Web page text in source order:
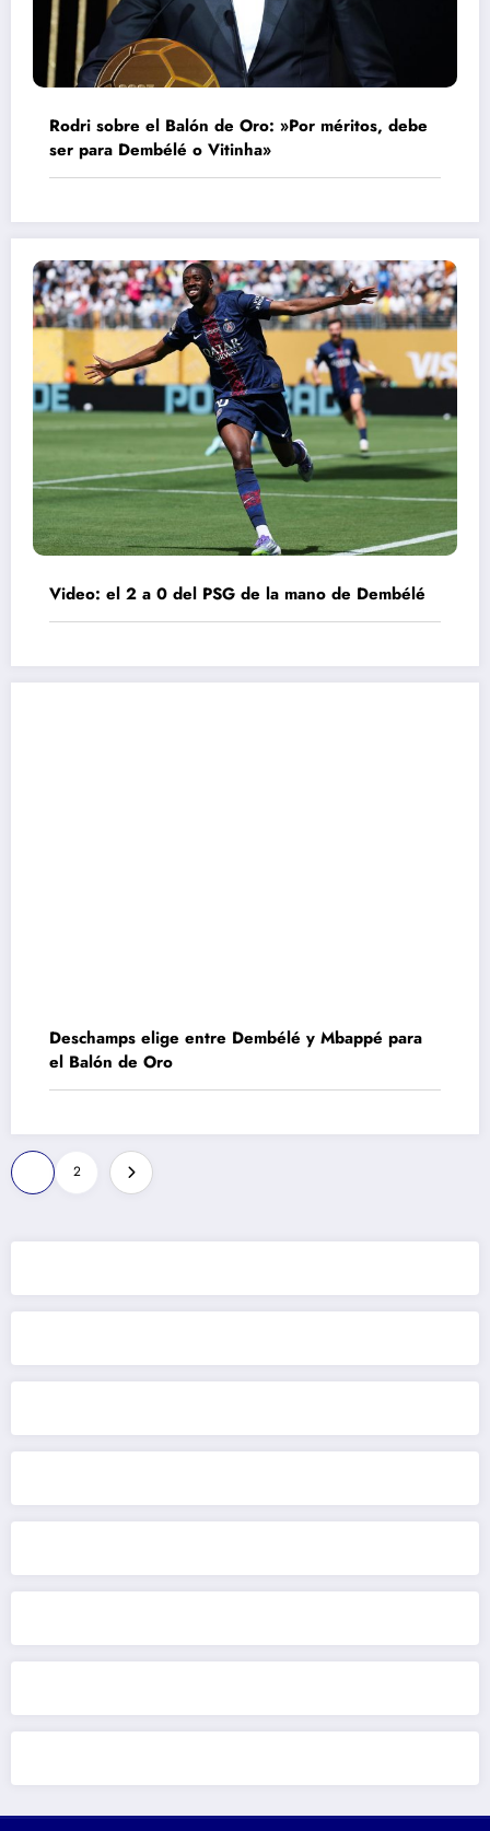
Rodri sobre el Balón de Oro: »Por méritos, debe
ser para Dembélé o Vitinha»
Video: el 2 a 0 del PSG de la mano de Dembélé
Deschamps elige entre Dembélé y Mbappé para
el Balón de Oro
Paginación
de
entradas
2